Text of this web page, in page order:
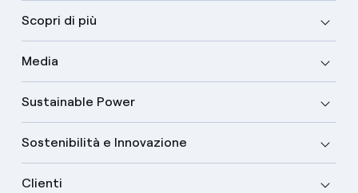
Scopri di più
Media
Sustainable Power
Sostenibilità e Innovazione
Clienti